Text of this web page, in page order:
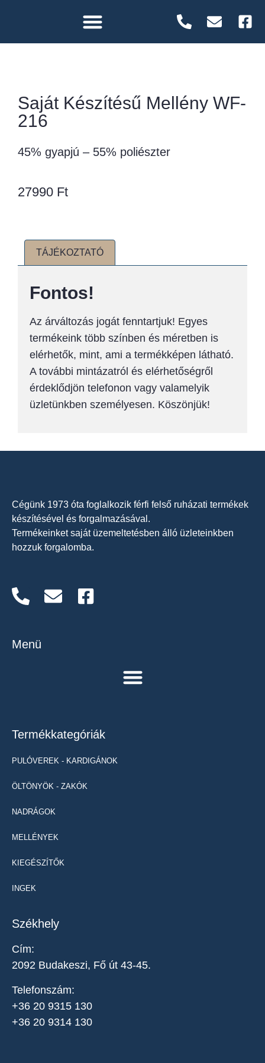
Saját Készítésű Mellény WF-
216
45% gyapjú – 55% poliészter
27990 Ft
TÁJÉKOZTATÓ
Fontos!
Az árváltozás jogát fenntartjuk! Egyes
termékeink több színben és méretben is
elérhetők, mint, ami a termékképen látható.
A további mintázatról és elérhetőségről
érdeklődjön telefonon vagy valamelyik
üzletünkben személyesen. Köszönjük!
Cégünk 1973 óta foglalkozik férfi felső ruházati termékek
készítésével és forgalmazásával.
Termékeinket saját üzemeltetésben álló üzleteinkben
hozzuk forgalomba.
Menü
Termékkategóriák
PULÓVEREK - KARDIGÁNOK
ÖLTÖNYÖK - ZAKÓK
NADRÁGOK
MELLÉNYEK
KIEGÉSZÍTŐK
INGEK
Székhely
Cím:
2092 Budakeszi, Fő út 43-45.
Telefonszám:
+36 20 9315 130
+36 20 9314 130